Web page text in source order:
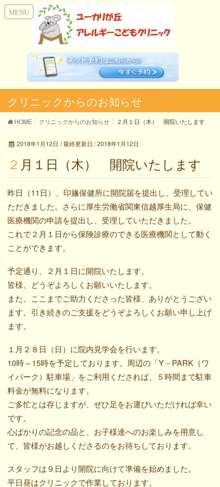
クリニックからのお知らせ
HOME クリニックからのお知らせ ２月１日（木） 開院いたします
2018年1月12日 / 最終更新日 :2018年1月12日
２月１日（木） 開院いたします
昨日（11日）、印旛保健所に開院届を提出し、受理してい
ただきました。さらに厚生労働省関東信越厚生局に、保健
医療機関の申請を提出し、受理していただきました。
これで２月１日から保険診療のできる医療機関として動く
ことができます。
予定通り、２月１日に開院いたします。
皆様、どうぞよろしくお願いいたします。
また、ここまでご助力くださった皆様、ありがとうござい
ます。引き続きのご支援をどうぞよろしくお願い申し上げ
ます。
１月２８日（日）に院内見学会を行います。
10時～15時を予定しております。周辺の「Y－PARK（ワ
イパーク）駐車場」をご利用くだされば、５時間まで駐車
料金が無料になります。
ご多忙とは存じますが、ぜひ足をお運びいただければ幸い
です。
心ばかりの記念の品と、お子様達へのお楽しみを用意し
て、皆様がお越しくださるのをお待ちしております。
スタッフは９日より開院に向けて準備を始めました。
平日昼はクリニックで作業しております。